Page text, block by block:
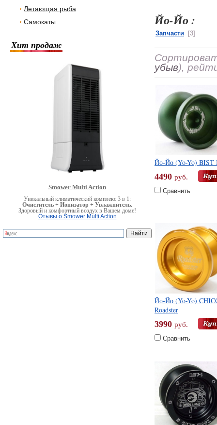
Летающая рыба
Самокаты
Хит продаж
Smower Multi Action
Уникальный климатический комплекс 3 в 1:
Очиститель + Ионизатор + Увлажнитель.
Здоровый и комфортный воздух в Вашем доме!
Отывы о Smower Multi Action
Йо-Йо :
Запчасти [3]
убыв),
Йо-Йо (Yo-Yo) BIST
4490 руб.
Сравнить
Йо-Йо (Yo-Yo)
Roadster
3990 руб.
Сравнить